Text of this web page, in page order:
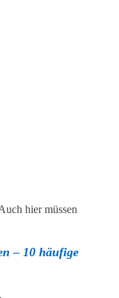
hier müssen
– 10 häufige